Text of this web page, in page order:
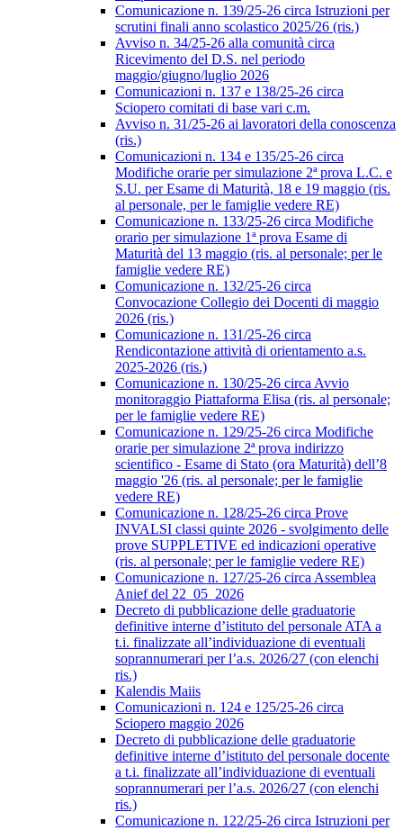
Comunicazione n. 139/25-26 circa Istruzioni per
scrutini finali anno scolastico 2025/26 (ris.)
Avviso n. 34/25-26 alla comunità circa
Ricevimento del D.S. nel periodo
maggio/giugno/luglio 2026
Comunicazioni n. 137 e 138/25-26 circa
Sciopero comitati di base vari c.m.
Avviso n. 31/25-26 ai lavoratori della conoscenza
(ris.)
Comunicazioni n. 134 e 135/25-26 circa
Modifiche orarie per simulazione 2ª prova L.C. e
S.U. per Esame di Maturità, 18 e 19 maggio (ris.
al personale, per le famiglie vedere RE)
Comunicazione n. 133/25-26 circa Modifiche
orario per simulazione 1ª prova Esame di
Maturità del 13 maggio (ris. al personale; per le
famiglie vedere RE)
Comunicazione n. 132/25-26 circa
Convocazione Collegio dei Docenti di maggio
2026 (ris.)
Comunicazione n. 131/25-26 circa
Rendicontazione attività di orientamento a.s.
2025-2026 (ris.)
Comunicazione n. 130/25-26 circa Avvio
monitoraggio Piattaforma Elisa (ris. al personale;
per le famiglie vedere RE)
Comunicazione n. 129/25-26 circa Modifiche
orarie per simulazione 2ª prova indirizzo
scientifico - Esame di Stato (ora Maturità) dell’8
maggio '26 (ris. al personale; per le famiglie
vedere RE)
Comunicazione n. 128/25-26 circa Prove
INVALSI classi quinte 2026 - svolgimento delle
prove SUPPLETIVE ed indicazioni operative
(ris. al personale; per le famiglie vedere RE)
Comunicazione n. 127/25-26 circa Assemblea
Anief del 22_05_2026
Decreto di pubblicazione delle graduatorie
definitive interne d’istituto del personale ATA a
t.i. finalizzate all’individuazione di eventuali
soprannumerari per l’a.s. 2026/27 (con elenchi
ris.)
Kalendis Maiis
Comunicazioni n. 124 e 125/25-26 circa
Sciopero maggio 2026
Decreto di pubblicazione delle graduatorie
definitive interne d’istituto del personale docente
a t.i. finalizzate all’individuazione di eventuali
soprannumerari per l’a.s. 2026/27 (con elenchi
ris.)
Comunicazione n. 122/25-26 circa Istruzioni per